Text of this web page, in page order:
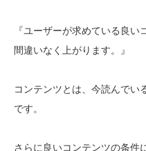
『ユーザーが求めている良
間違いなく上がります。』
コンテンツとは、今読んでい
です。
さらに良いコンテンツの条件